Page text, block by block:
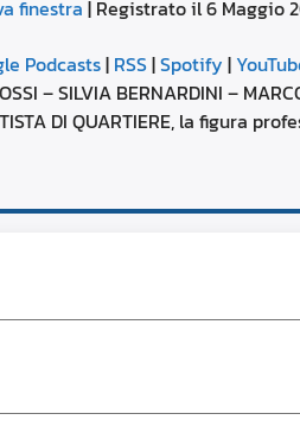
SUBSCRIBE SHARE
finestra | Registrato il 6 Maggio
Podcasts| RSS|Spotify |
– SILVIA BERNARDINI –
DI QUARTIERE, la figura